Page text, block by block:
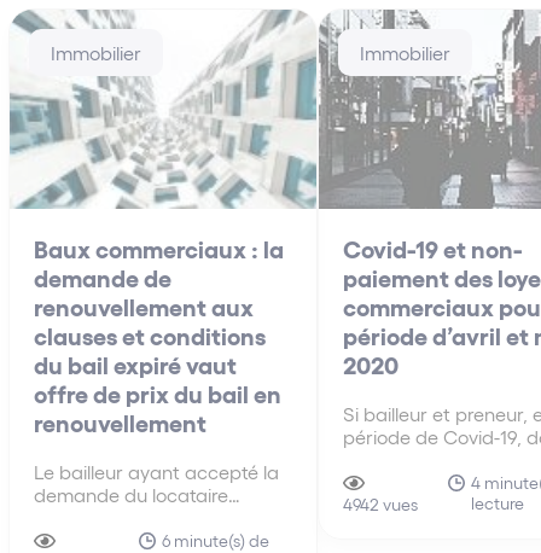
Immobilier
Baux commerciaux : la
demande de
renouvellement aux
clauses et conditions
du bail expiré vaut
offre de prix du bail en
renouvellement
Le bailleur ayant accepté la
demande du locataire
aux clauses et conditions du
6 minute(s) de
Immobilier
Covid-19 et non-
paiement des
commerciaux
période d’avril et
2020
Si bailleur et preneur,
période de Covid-19,
sur la nécessité
les modalités
4942 vues
4
lecture